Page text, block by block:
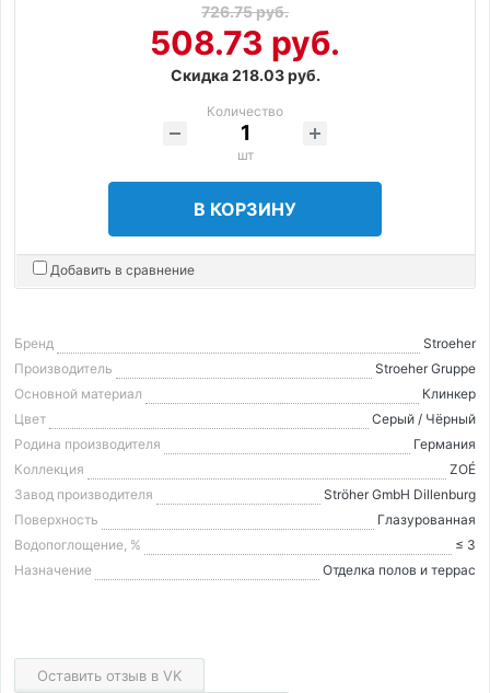
726.75 руб.
508.73 руб.
Скидка 218.03 руб.
Количество
шт
В КОРЗИНУ
Добавить в сравнение
Бренд
Stroeher
Производитель
Stroeher Gruppe
Основной материал
Клинкер
Цвет
Серый / Чёрный
Родина производителя
Германия
Коллекция
ZOÉ
Завод производителя
Ströher GmbH Dillenburg
Поверхность
Глазурованная
Водопоглощение, %
≤ 3
Назначение
Отделка полов и террас
Оставить отзыв в VK